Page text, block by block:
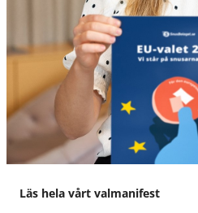
Läs hela vårt valmanifest